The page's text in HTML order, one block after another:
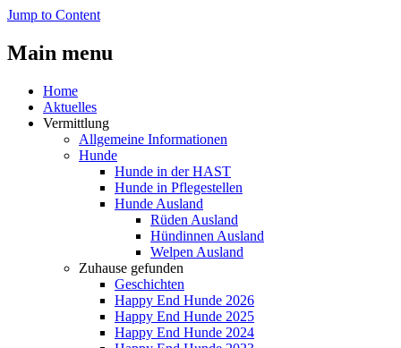
Jump to Content
Main menu
Home
Aktuelles
Vermittlung
Allgemeine Informationen
Hunde
Hunde in der HAST
Hunde in Pflegestellen
Hunde Ausland
Rüden Ausland
Hündinnen Ausland
Welpen Ausland
Zuhause gefunden
Geschichten
Happy End Hunde 2026
Happy End Hunde 2025
Happy End Hunde 2024